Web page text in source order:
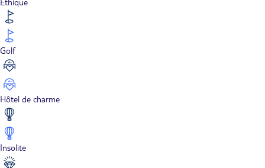
Ethique
Golf
Hôtel de charme
Insolite